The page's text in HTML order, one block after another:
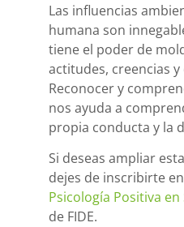
Las influencias
humana son
tiene el poder de
actitudes, creencias
Reconocer y
nos ayuda a
propia conducta y la
Si deseas ampliar
dejes de inscribirte
Psicología Positiva
de FIDE.